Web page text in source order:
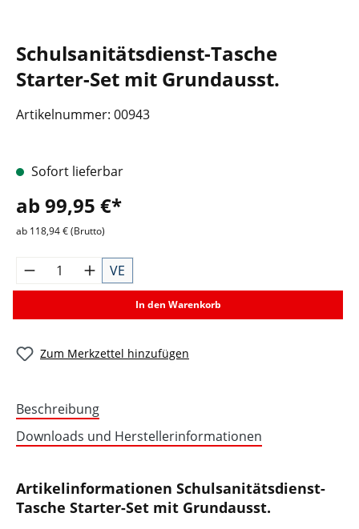
Schulsanitätsdienst-Tasche
Starter-Set mit Grundausst.
Artikelnummer: 00943
Sofort lieferbar
ab 99,95 €*
ab 118,94 € (Brutto)
VE
In den Warenkorb
Zum Merkzettel hinzufügen
Beschreibung
Downloads und Herstellerinformationen
Artikelinformationen Schulsanitätsdienst-
Tasche Starter-Set mit Grundausst.